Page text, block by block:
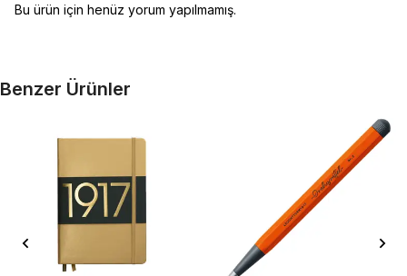
Bu ürün için henüz yorum yapılmamış.
Benzer Ürünler